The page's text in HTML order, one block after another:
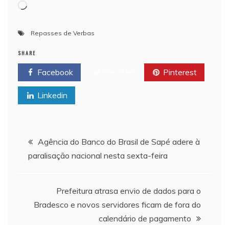
Carregando...
Repasses de Verbas
SHARE
Facebook Pinterest
Linkedin
Navegação de Post
Agência do Banco do Brasil de Sapé adere à
paralisação nacional nesta sexta-feira
Prefeitura atrasa envio de dados para o
Bradesco e novos servidores ficam de fora do
calendário de pagamento